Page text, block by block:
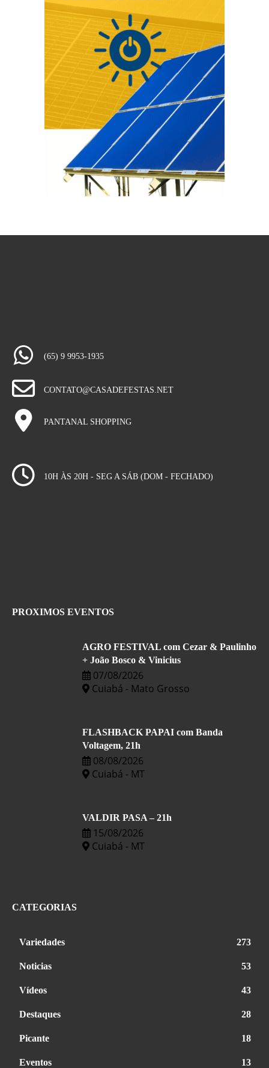
(65) 9 9953-1935
CONTATO@CASADEFESTAS.NET
PANTANAL SHOPPING
10H ÀS 20H - SEG A SÁB (DOM - FECHADO)
PROXIMOS EVENTOS
AGRO FESTIVAL com Cezar & Paulinho
+ João Bosco & Vinicius
07/08/2026
Cuiabá - Mato Grosso
FLASHBACK PAPAI com Banda
Voltagem, 21h
08/08/2026
Cuiabá - MT
VALDIR PASA – 21h
15/08/2026
Cuiabá - MT
CATEGORIAS
Variedades 273
Noticias 53
Vídeos 43
Destaques 28
Picante 18
Eventos 13